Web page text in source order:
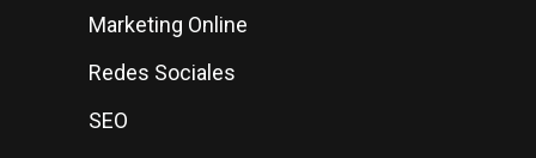
Marketing Online
Redes Sociales
SEO